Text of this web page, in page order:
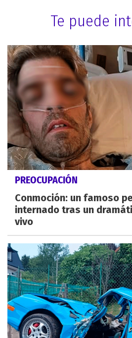
Te puede
PREOCUPACIÓN
Conmoción: un famoso
internado tras un
vivo